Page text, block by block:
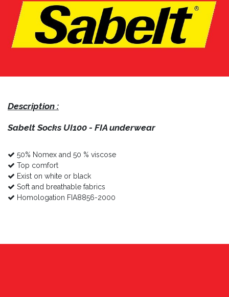
Description :
Sabelt Socks UI100 - FIA underwear
50% Nomex and 50 % viscose
Top comfort
Exist on white or black
Soft and breathable fabrics
Homologation FIA8856-2000